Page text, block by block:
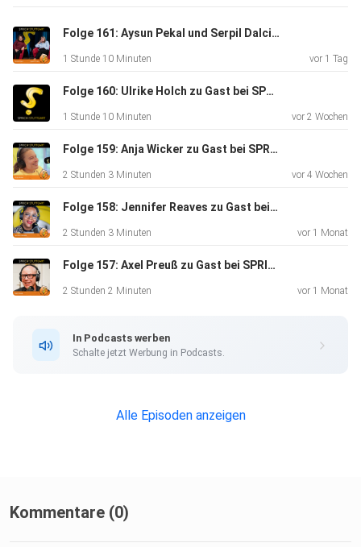
Alexander Roos
im Podcast, befänden sich in einem Spannungsverhältnis:
Die
demokratische Verfasstheit sichere die Freiheit von Lehre
und
Innovationszyklen.
Die Wunschlocation für die Aufzeichnung ist die
Wilhelma. Befragt wird der Gast von zwei Hosts: Prof.
Stephan
der
HdM. Linda Fricke ist Masterstudentin und Teilnehmerin
ist Conrad
www.sprichstuttgart.de und auf Instagram
Folge 161: Aysun Pekal und Serpil Dalci zu Gast bei SPRICHSTUTTGART
1 Stunde 10 Minuten vor 1 Tag
Folge 160: Ulrike Holch zu Gast bei SPRICH:STUTTGART
1 Stunde 10 Minuten vor 2 Wochen
Folge 159: Anja Wicker zu Gast bei SPRICH:STUTTGART
2 Stunden 3 Minuten vor 4 Wochen
Folge 158: Jennifer Reaves zu Gast bei SPRICH:STUTTGART
2 Stunden 3 Minuten vor 1 Monat
Folge 157: Axel Preuß zu Gast bei SPRICHSTUTTGART
2 Stunden 2 Minuten vor 1 Monat
In Podcasts werben
Schalte jetzt Werbung in Podcasts.
Alle Episoden anzeigen
Kommentare (0)